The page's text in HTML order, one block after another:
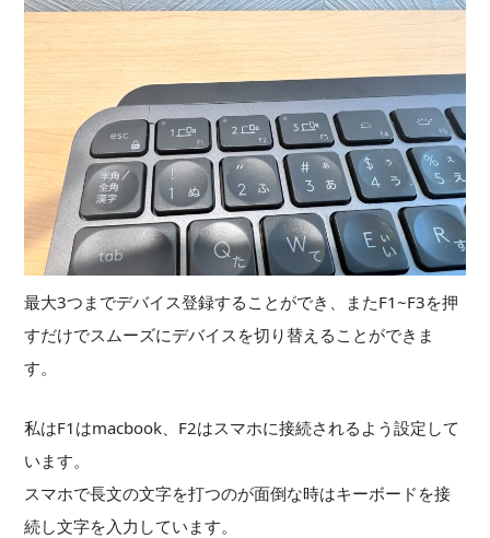
最大3つまでデバイス登録することができ、またF1~F3を押
すだけでスムーズにデバイスを切り替えることができま
す。
私はF1はmacbook、F2はスマホに接続されるよう設定して
います。
スマホで長文の文字を打つのが面倒な時はキーボードを接
続し文字を入力しています。